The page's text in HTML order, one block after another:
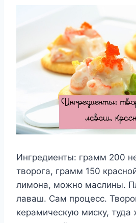
Ингредиенты: грамм 200
творога, грамм 150
лимона, можно маслины.
лаваш. Сам процесс.
керамическую миску, туда